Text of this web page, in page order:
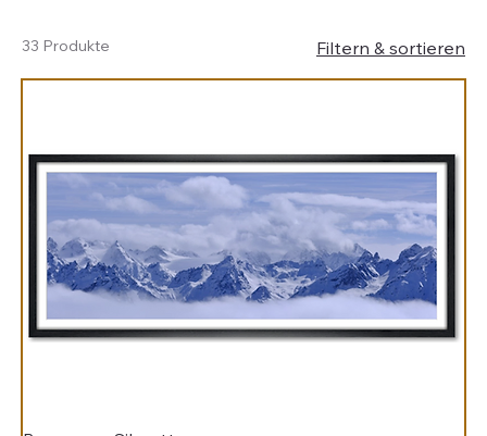
33 Produkte Filtern & sortieren